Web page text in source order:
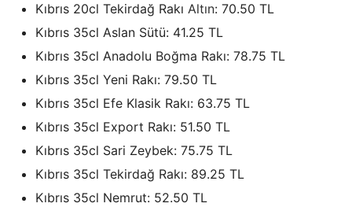
Kıbrıs 20cl Tekirdağ Rakı Altın: 70.50 TL
Kıbrıs 35cl Aslan Sütü: 41.25 TL
Kıbrıs 35cl Anadolu Boğma Rakı: 78.75 TL
Kıbrıs 35cl Yeni Rakı: 79.50 TL
Kıbrıs 35cl Efe Klasik Rakı: 63.75 TL
Kıbrıs 35cl Export Rakı: 51.50 TL
Kıbrıs 35cl Sari Zeybek: 75.75 TL
Kıbrıs 35cl Tekirdağ Rakı: 89.25 TL
Kıbrıs 35cl Nemrut: 52.50 TL